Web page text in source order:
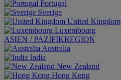
Portugal
Sverige
United Kingdom
Luxembourg
ASIEN / PAZIFIKREGION
Australia
India
New Zealand
Hong Kong